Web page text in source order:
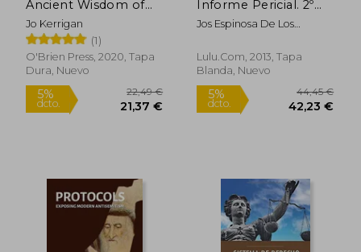
Ancient Wisdom of
Ireland (en Inglés)
Jo Kerrigan
(1)
O'Brien Press, 2020, Tapa
Dura, Nuevo
Informe Pericial. 2º
Edición.
Jos Espinosa De Los
Lulu.Com, 2013, Tapa
Blanda, Nuevo
5%
dcto.